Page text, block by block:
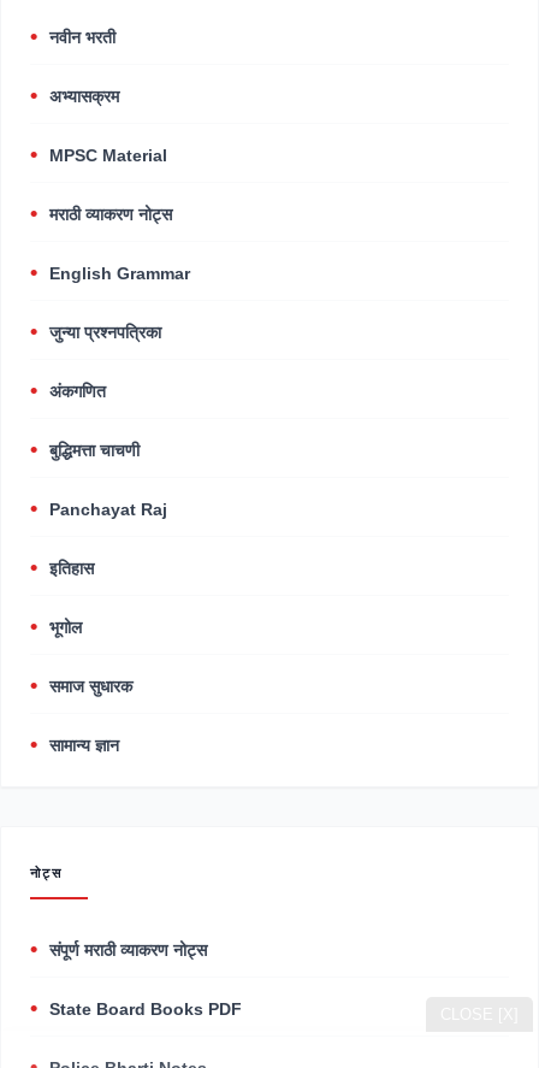
नवीन भरती
अभ्यासक्रम
MPSC Material
मराठी व्याकरण नोट्स
English Grammar
जुन्या प्रश्नपत्रिका
अंकगणित
बुद्धिमत्ता चाचणी
Panchayat Raj
इतिहास
भूगोल
समाज सुधारक
सामान्य ज्ञान
नोट्स
संपूर्ण मराठी व्याकरण नोट्स
State Board Books PDF